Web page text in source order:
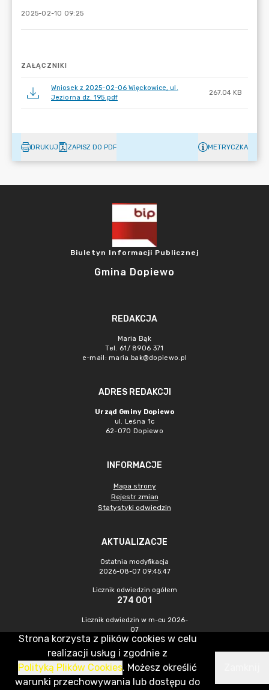
2025-02-10 09:25
ZAŁĄCZNIKI
Wniosek z 2025-02-06 Więckowice, ul.
Jeziorna dz. 195.pdf
267.04 KB
DRUKUJ ZAPISZ DO PDF METRYCZKA
Biuletyn Informacji Publicznej
Gmina Dopiewo
REDAKCJA
Maria Bąk
Tel. 61/ 8906 371
e-mail: maria.bak@dopiewo.pl
ADRES REDAKCJI
Urząd Gminy Dopiewo
ul. Leśna 1c
62-070 Dopiewo
INFORMACJE
Mapa strony
Rejestr zmian
Statystyki odwiedzin
AKTUALIZACJE
Ostatnia modyfikacja
2026-08-07 09:45:47
Licznik odwiedzin ogółem
274 001
Licznik odwiedzin w m-cu 2026-
07
790
CMS & Hosting: Nefeni Sp. z o.o.
Strona korzysta z plików cookies w celu
realizacji usług i zgodnie z
Polityką Plików Cookies. Możesz określić
warunki przechowywania lub dostępu do